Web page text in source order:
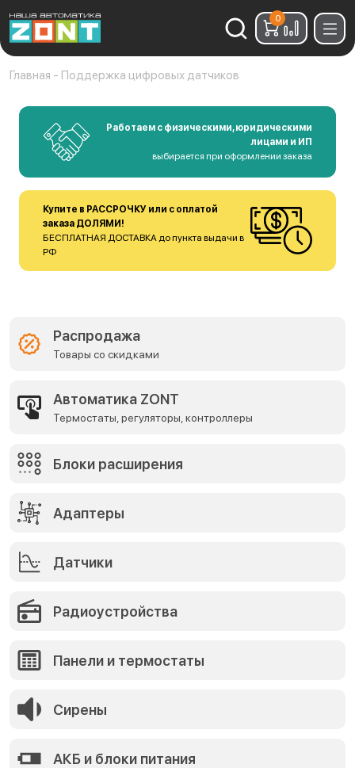
Найти:
0
Главная - Поддержка цифровых датчиков
Работаем с физическими, юридическими
лицами и ИП
выбирается при оформлении заказа
Купите в РАССРОЧКУ или с оплатой
заказа ДОЛЯМИ!
БЕСПЛАТНАЯ ДОСТАВКА до пункта выдачи в
РФ
Распродажа
Товары со скидками
Автоматика ZONT
Термостаты, регуляторы, контроллеры
Блоки расширения
Адаптеры
Датчики
Радиоустройства
Панели и термостаты
Сирены
АКБ и блоки питания